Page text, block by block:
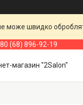
може швидко
(68) 896-92-19
магазин "2Salon"